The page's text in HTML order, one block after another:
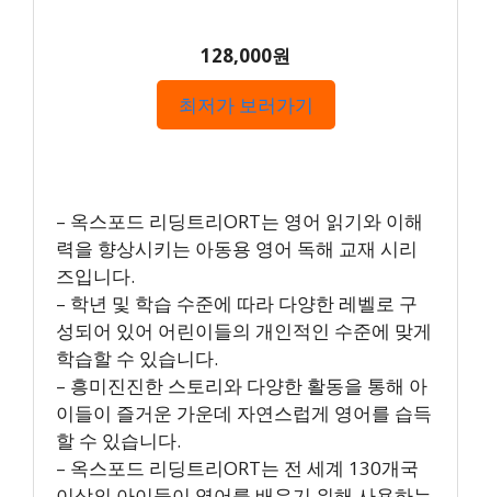
128,000원
최저가 보러가기
– 옥스포드 리딩트리ORT는 영어 읽기와 이해
력을 향상시키는 아동용 영어 독해 교재 시리
즈입니다.
– 학년 및 학습 수준에 따라 다양한 레벨로 구
성되어 있어 어린이들의 개인적인 수준에 맞게
학습할 수 있습니다.
– 흥미진진한 스토리와 다양한 활동을 통해 아
이들이 즐거운 가운데 자연스럽게 영어를 습득
할 수 있습니다.
– 옥스포드 리딩트리ORT는 전 세계 130개국